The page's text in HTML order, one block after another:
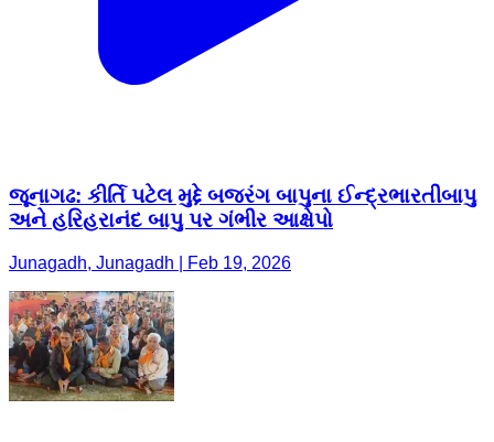
જૂનાગઢ: કીર્તિ પટેલ મુદ્દે બજરંગ બાપુના ઈન્દ્રભારતીબાપુ
અને હરિહરાનંદ બાપુ પર ગંભીર આક્ષેપો
Junagadh, Junagadh | Feb 19, 2026